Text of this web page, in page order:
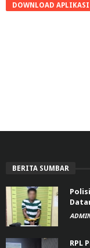
DOWNLOAD
BERITA SUMBAR
RPL